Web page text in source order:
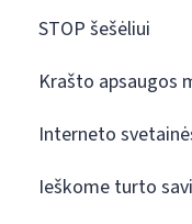
STOP šešėliui
Krašto apsaugos
Interneto
Ieškome turto